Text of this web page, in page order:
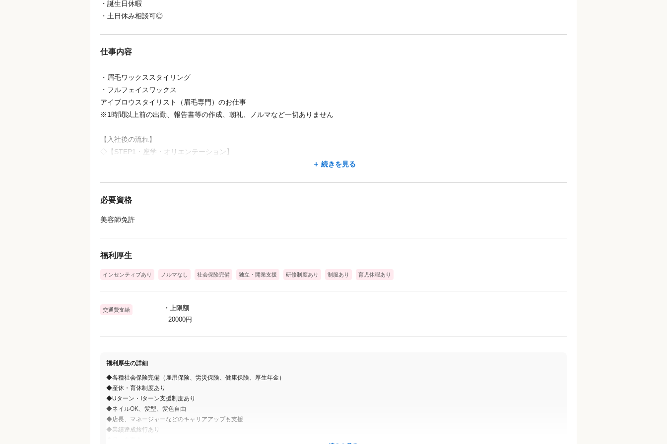
・誕生日休暇
・土日休み相談可◎
仕事内容
・眉毛ワックススタイリング
・フルフェイスワックス
アイブロウスタイリスト（眉毛専門）のお仕事
※1時間以上前の出勤、報告書等の作成、朝礼、ノルマなど一切ありません
【入社後の流れ】
◇【STEP1・座学・オリエンテーション】
◇【STEP2・施術見学】
実績をもつトップアイリストがマンツーマンで
指導し、実際の施術を見せてもらいます。
◇【STEP3・施術レッスン】
つきっきりでレクチャーします。
◇【STEP4・実習レッスン】
一緒にレッスンを受けます。こちらも
マネージャーが近くにいるので安心です。
モデル探しも会社が完全サポートなので
ご自身で探していただくお手間も不要です！
続きを見る
必要資格
美容師免許
福利厚生
インセンティブあり ノルマなし 社会保険完備 独立・開業支援 研修制度あり 制服あり 育児休暇あり
交通費支給
・上限額
20000円
福利厚生の詳細
◆各種社会保険完備（雇用保険、労災保険、健康保険、厚生年金）
◆産休・育休制度あり
◆Uターン・Iターン支援制度あり
◆ネイルOK、髪型、髪色自由
◆店長、マネージャーなどのキャリアアップも支援
◆業績達成旅行あり